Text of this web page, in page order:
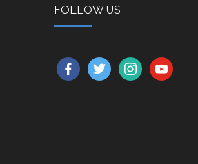
FOLLOW US
facebooktwitterinstagramyoutube